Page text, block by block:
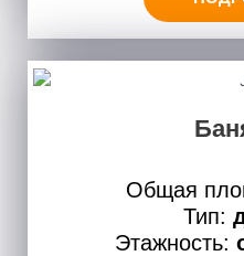
Общая
Тип:
Этажность: